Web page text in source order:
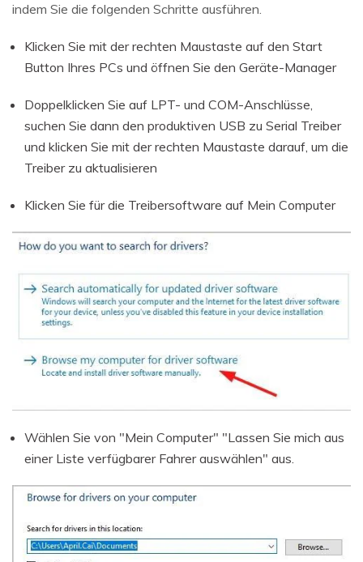
indem Sie die folgenden Schritte ausführen.
Klicken Sie mit der rechten Maustaste auf den Start
Button Ihres PCs und öffnen Sie den Geräte-Manager
Doppelklicken Sie auf LPT- und COM-Anschlüsse,
suchen Sie dann den produktiven USB zu Serial Treiber
und klicken Sie mit der rechten Maustaste darauf, um die
Treiber zu aktualisieren
Klicken Sie für die Treibersoftware auf Mein Computer
Wählen Sie von "Mein Computer" "Lassen Sie mich aus
einer Liste verfügbarer Fahrer auswählen" aus.